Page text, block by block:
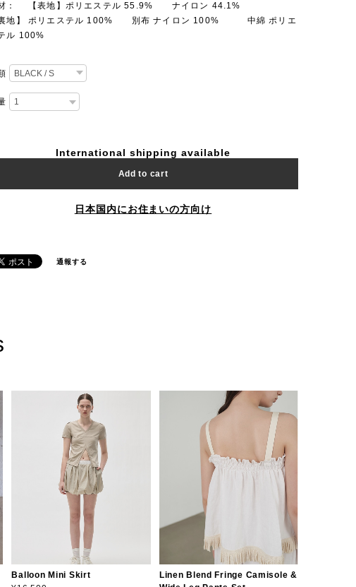
： 【表地】ポリエステル 55.9% ナイロン 44.1%
裏地】 ポリエステル 100% 別布 ナイロン 100% 中綿 ポリエ
ル 100%
International shipping available
Add to cart
日本国内にお住まいの方向け
通報する
Balloon Mini Skirt
Linen Blend Fringe Camisole &